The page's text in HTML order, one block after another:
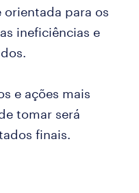
para os
ineficiências e
e ações mais
tomar será
finais.